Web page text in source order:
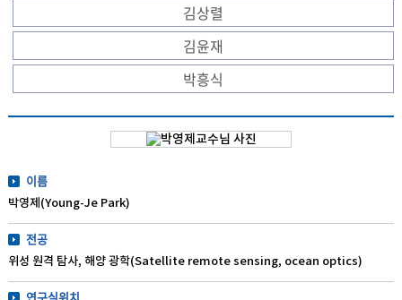
김상렬
김윤재
박흥식
이름
박영제(Young-Je Park)
전공
위성 원격 탐사, 해양 광학(Satellite remote sensing, ocean optics)